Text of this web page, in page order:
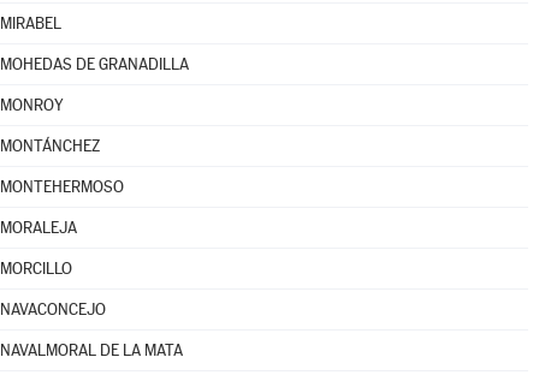
MIRABEL
MOHEDAS DE GRANADILLA
MONROY
MONTÁNCHEZ
MONTEHERMOSO
MORALEJA
MORCILLO
NAVACONCEJO
NAVALMORAL DE LA MATA